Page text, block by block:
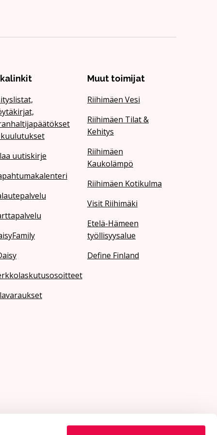
uutiskirje
Muut toimijat
Riihimäen Vesi
Riihimäen Tilat &
Kehitys
Riihimäen
Kaukolämpö
Riihimäen Kotikulma
Visit Riihimäki
Etelä-Hämeen
työllisyysalue
Define Finland